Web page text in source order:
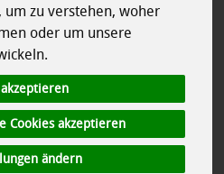
um zu verstehen, woher
oder um unsere
Cookies akzeptieren
ändern